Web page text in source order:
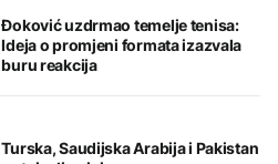
Đoković uzdrmao temelje tenisa:
Ideja o promjeni formata izazvala
buru reakcija
Turska, Saudijska Arabija i Pakistan